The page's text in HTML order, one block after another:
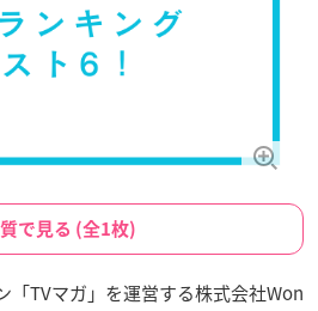
で見る (全1枚)
「TVマガ」を運営する株式会社Won